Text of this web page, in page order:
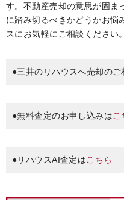
す。不動産売却の意思が固ま
に踏み切るべきかどうかお悩
スにお気軽にご相談ください。
●三井のリハウスへ売却のご
●無料査定のお申し込みはこ
●リハウスAI査定はこちら